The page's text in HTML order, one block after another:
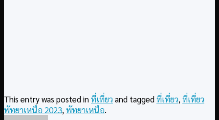
This entry was posted inที่เที่ยวand taggedที่เที่ยว, ที่เที่ยว
พัทยาเหนือ 2023, พัทยาเหนือ.